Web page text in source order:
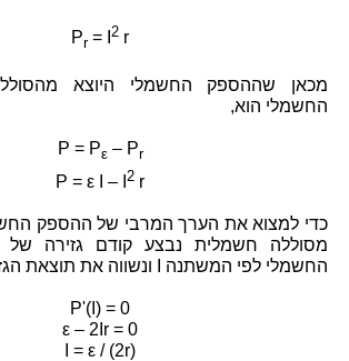
Pr= I 2 r
מכאן שההספק החשמלי היוצא
החשמלי הוא,
P = Pε– Pr
P = ε I – I 2 r
כדי למצוא את הערך המרבי של ההספק
מסוללה חשמלית נבצע קודם גזירה של
החשמלי לפי המשתנה I ונשווה את תוצאת הגזירה לאפס,
P'(I) = 0
ε – 2Ir = 0
I = ε / (2r)